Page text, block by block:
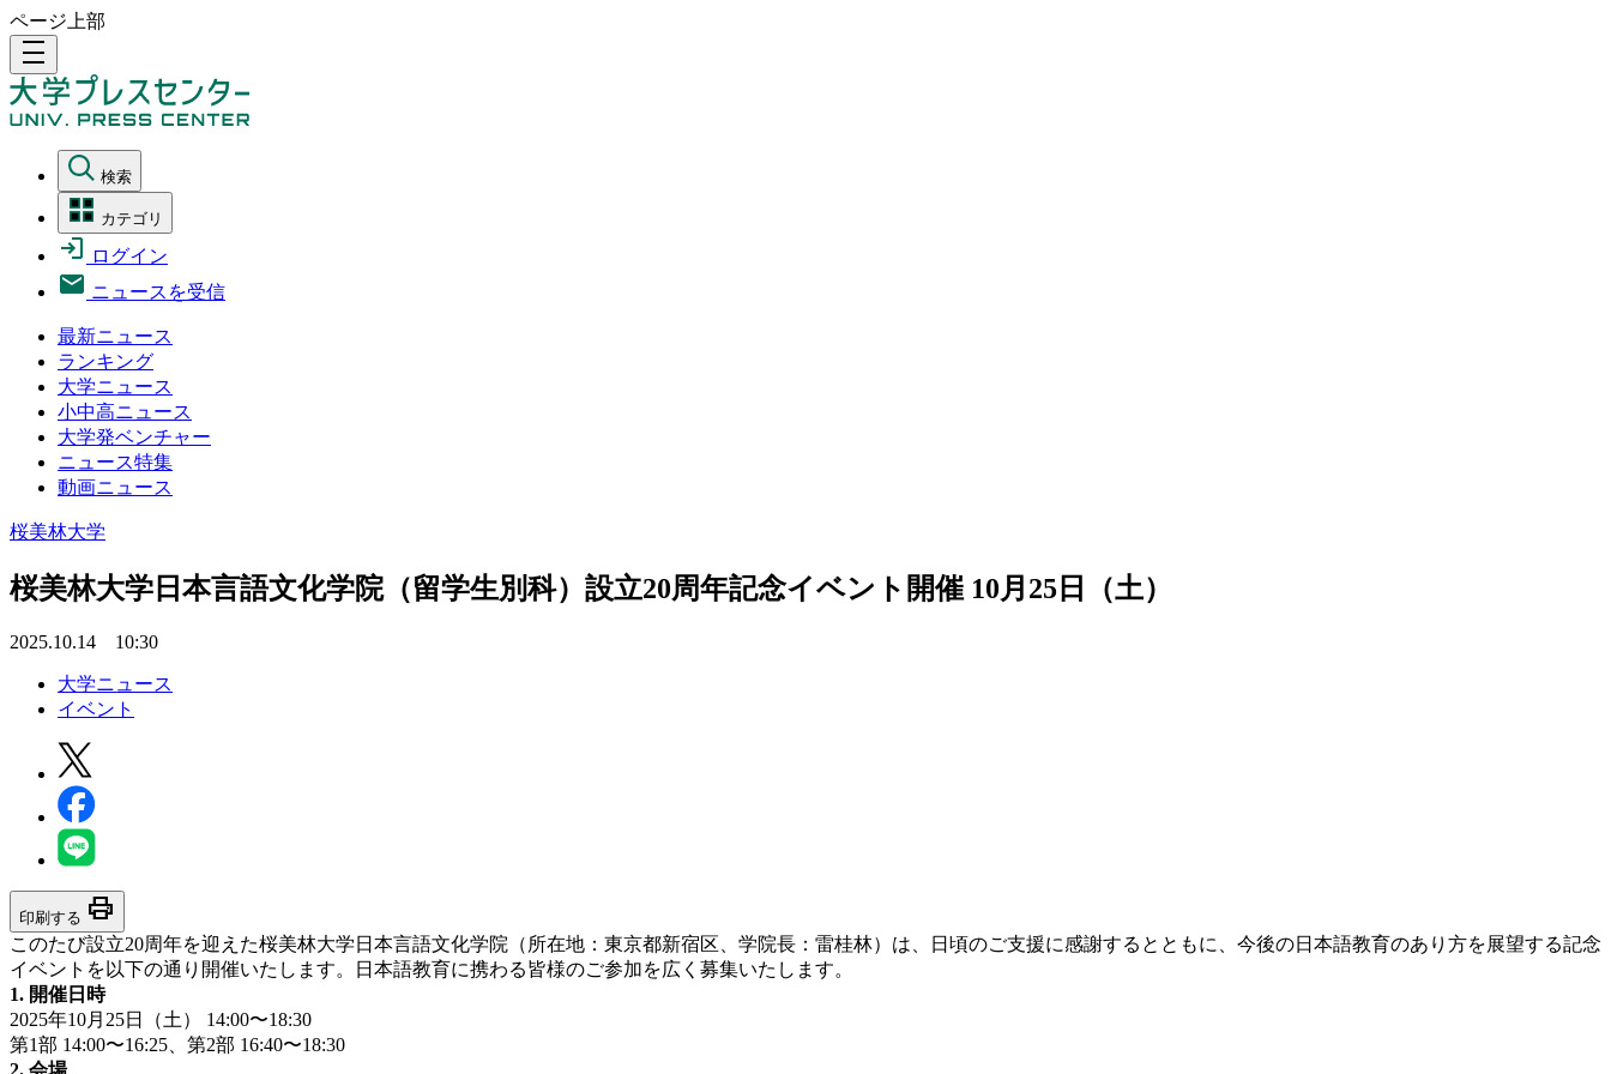
ページ上部
density_medium
検索
カテゴリ
ログイン
ニュースを受信
最新ニュース
ランキング
大学ニュース
小中高ニュース
大学発ベンチャー
ニュース特集
動画ニュース
桜美林大学
桜美林大学日本言語文化学院（留学生別科）設立20周年記念イベント開催 10月25日（土）
2025.10.14 10:30
大学ニュース
イベント
印刷する print
このたび設立20周年を迎えた桜美林大学日本言語文化学院（所在地：東京都新宿区、学院長：雷桂林）は、日頃のご支援に感謝するとともに、今後の日本語教育のあり方を展望する記念
イベントを以下の通り開催いたします。日本語教育に携わる皆様のご参加を広く募集いたします。
1. 開催日時
2025年10月25日（土） 14:00〜18:30
第1部 14:00〜16:25、 第2部 16:40〜18:30
2. 会場